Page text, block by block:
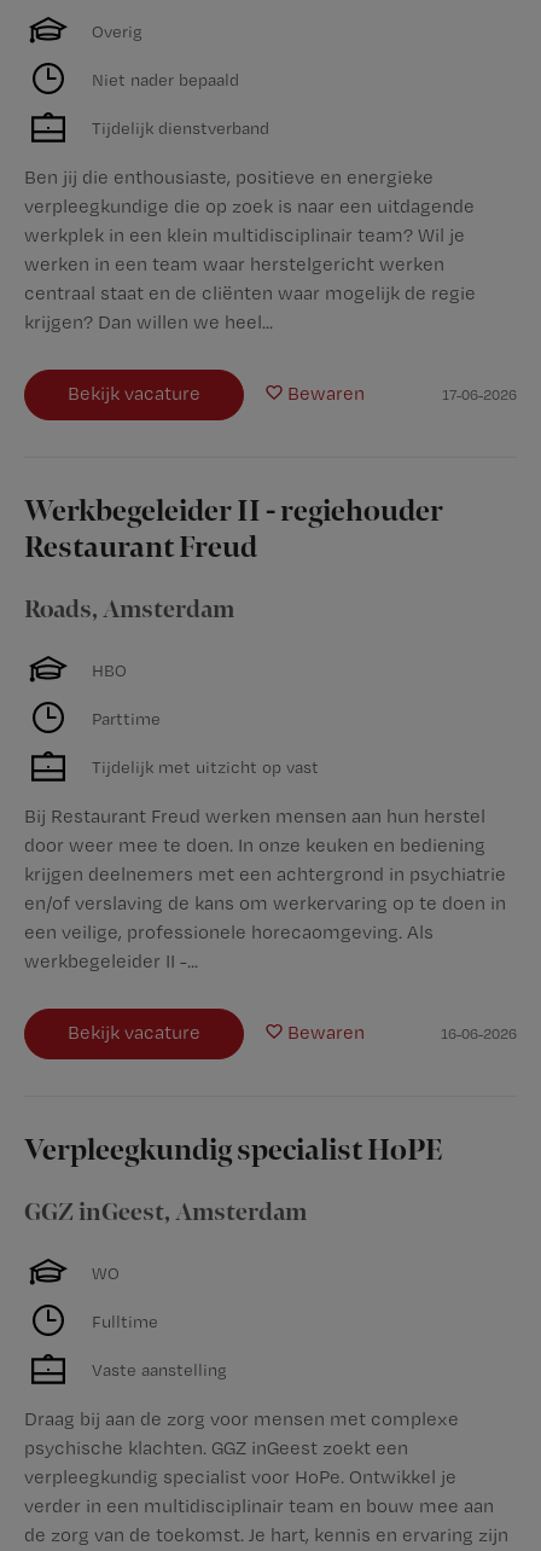
Overig
Niet nader bepaald
Tijdelijk dienstverband
Ben jij die enthousiaste, positieve en energieke
verpleegkundige die op zoek is naar een uitdagende
werkplek in een klein multidisciplinair team? Wil je
werken in een team waar herstelgericht werken
centraal staat en de cliënten waar mogelijk de regie
krijgen? Dan willen we heel...
Bekijk vacature Bewaren 17-06-2026
Werkbegeleider II - regiehouder
Restaurant Freud
Roads, Amsterdam
HBO
Parttime
Tijdelijk met uitzicht op vast
Bij Restaurant Freud werken mensen aan hun herstel
door weer mee te doen. In onze keuken en bediening
krijgen deelnemers met een achtergrond in psychiatrie
en/of verslaving de kans om werkervaring op te doen in
een veilige, professionele horecaomgeving. Als
werkbegeleider II -...
Bekijk vacature Bewaren 16-06-2026
Verpleegkundig specialist HoPE
GGZ inGeest, Amsterdam
WO
Fulltime
Vaste aanstelling
Draag bij aan de zorg voor mensen met complexe
psychische klachten. GGZ inGeest zoekt een
verpleegkundig specialist voor HoPe. Ontwikkel je
verder in een multidisciplinair team en bouw mee aan
de zorg van de toekomst. Je hart, kennis en ervaring zijn